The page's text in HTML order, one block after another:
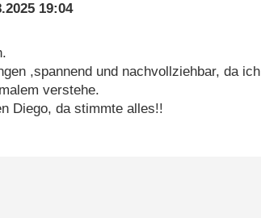
19:04
,spannend und nachvollziehbar, da ich
verstehe.
Diego, da stimmte alles!!